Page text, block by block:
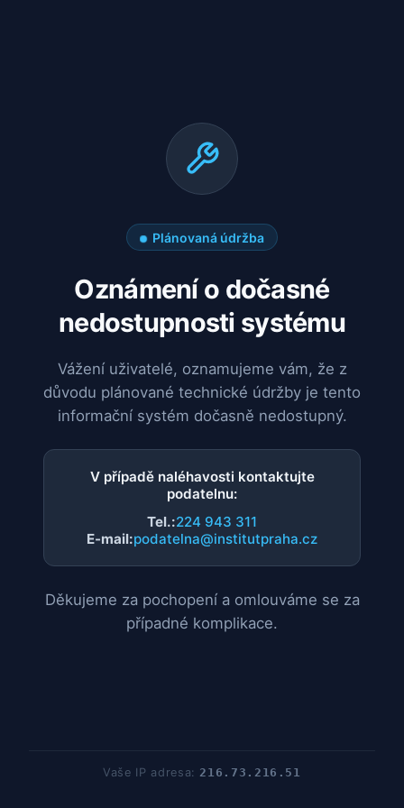
Plánovaná údržba
Oznámení o dočasné
nedostupnosti systému
Vážení uživatelé, oznamujeme vám, že z
důvodu plánované technické údržby je tento
informační systém dočasně nedostupný.
V případě naléhavosti kontaktujte
podatelnu:
Tel.:224 943 311
E-mail:podatelna@institutpraha.cz
Děkujeme za pochopení a omlouváme se za
případné komplikace.
Vaše IP adresa:216.73.216.51